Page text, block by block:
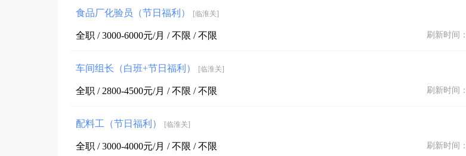
食品厂化验员（节日福利） [临淮关]
全职 / 3000-6000元/月 / 不限 / 不限 刷新时间
车间组长（白班+节日福利） [临淮关]
全职 / 2800-4500元/月 / 不限 / 不限 刷新时间
配料工（节日福利） [临淮关]
全职 / 3000-4000元/月 / 不限 / 不限 刷新时间